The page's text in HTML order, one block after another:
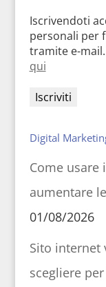
Iscrivendoti
personali per
tramite e-
qui
Digital
Come usare
aumentare
01/08/2026
Sito internet
scegliere